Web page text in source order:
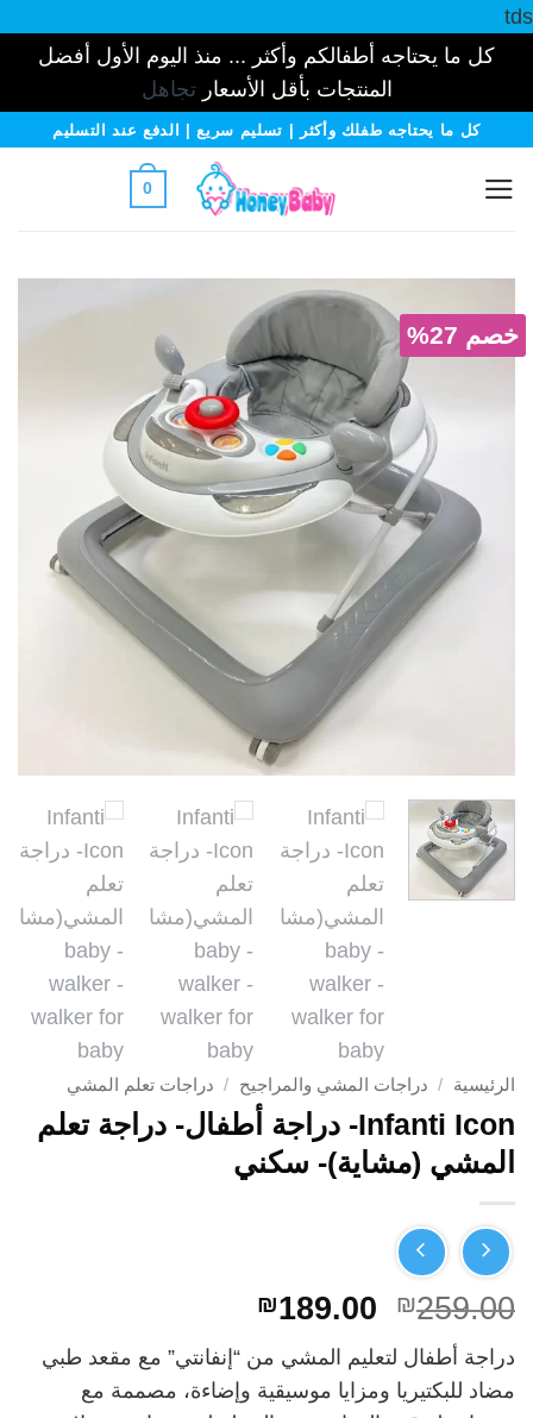
tds
كل ما يحتاجه أطفالكم وأكثر ... منذ اليوم الأول أفضل
المنتجات بأقل الأسعارتجاهل
تخطيكل ما يحتاجه طفلك وأكثر | تسليم سريع | الدفع عند التسليم
0
خصم 27%
الرئيسية / دراجات المشي والمراجيح / دراجات تعلم المشي
Infanti Icon- دراجة أطفال- دراجة تعلم
المشي (مشاية)- سكني
₪259.00
السعر
الأصلي
هو:
₪259.00.
₪189.00 السعر
الحالي
هو:
₪189.00.
دراجة أطفال لتعليم المشي من “إنفانتي” مع مقعد طبي
مضاد للبكتيريا ومزايا موسيقية وإضاءة، مصممة مع